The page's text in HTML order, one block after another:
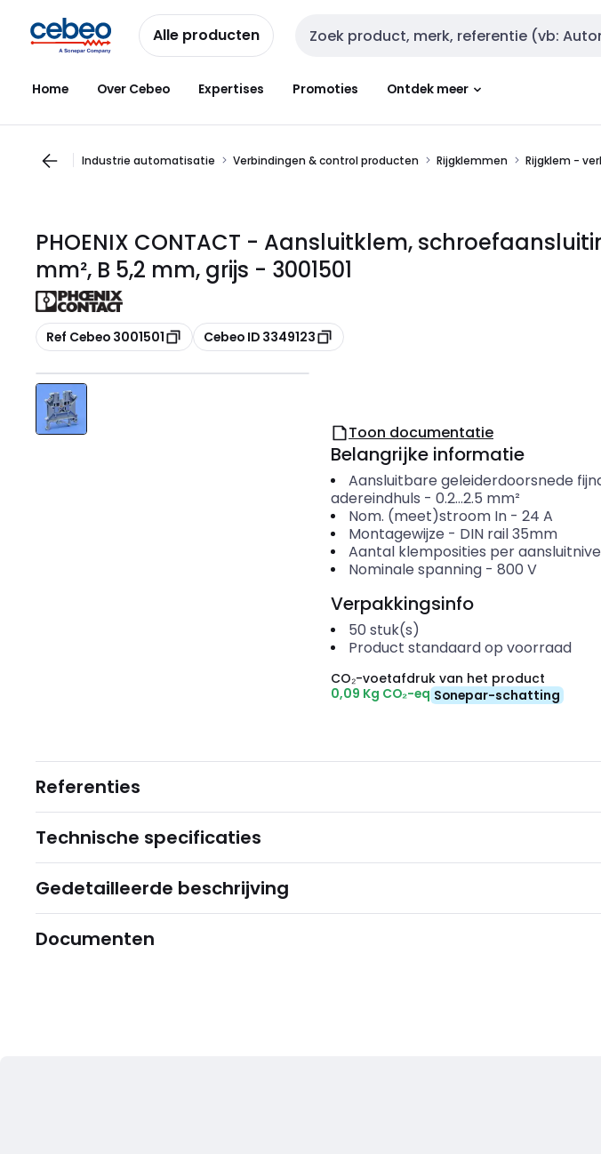
naar
navigatie
naar
inhoud
Alle producten Zoekveld invoer
Home Over Cebeo Expertises Promoties Ontdek meer
Industrie automatisatie Verbindingen & control producten Rijgklemmen Rijgklem -
PHOENIX CONTACT - Aansluitklem,
mm², B 5,2 mm, grijs - 3001501
Kopiëren
Ref Cebeo 3001501 Kopiëren
Cebeo ID 3349123
Toon documentatie
Belangrijke informatie
Aansluitbare geleiderdoorsnede
adereindhuls - 0.2...2.5 mm²
Nom. (meet)stroom In- 24 A
Montagewijze - DIN rail 35mm
Aantal klemposities per
Nominale spanning- 800 V
Verpakkingsinfo
50 stuk(s)
Product standaard op voorraad
CO₂-voetafdruk van het product
0,09 Kg CO₂-eq Sonepar-schatting
Referenties
Technische specificaties
Gedetailleerde beschrijving
Documenten